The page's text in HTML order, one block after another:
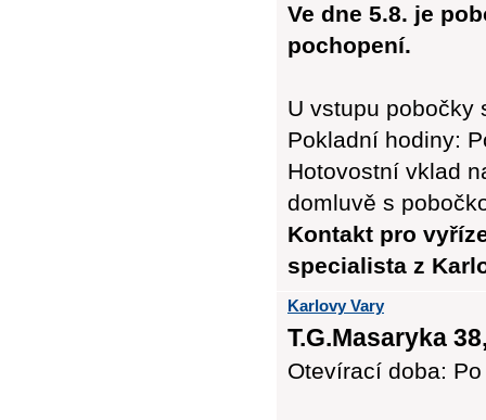
Ve dne 5.8. je
pochopení.
U vstupu
Pokladní hodiny:
Hotovostní vklad
domluvě s
Kontakt pro
specialista z
Karlovy Vary
T.G.Masaryka
Otevírací doba: